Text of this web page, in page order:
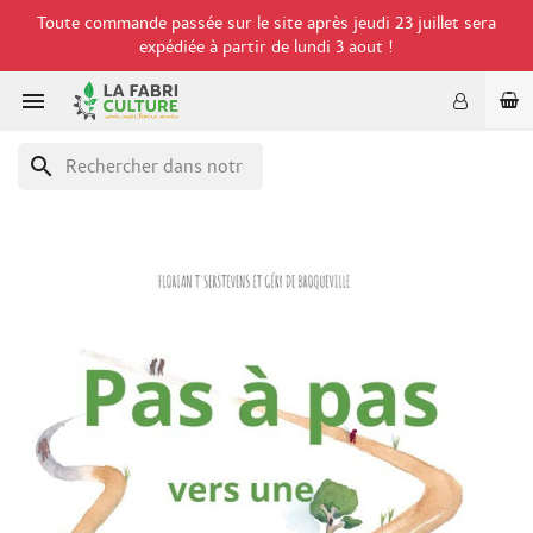
Toute commande passée sur le site après jeudi 23 juillet sera
expédiée à partir de lundi 3 aout !

search